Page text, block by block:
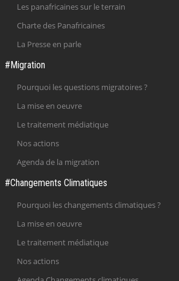
Les panafricaines sur le terrain
Charte des Panafricaines
La Presse en parle
#Migration
Pourquoi les questions migratoires ?
La mise en oeuvre
Le traitement médiatique
Nos actions
Agenda de la migration
#Changements Climatiques
Pourquoi les changements climatiques ?
La mise en oeuvre
Le traitement médiatique
Nos actions